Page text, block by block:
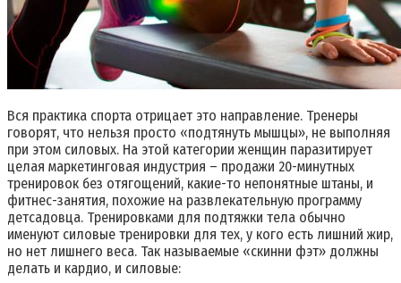
Вся практика спорта отрицает это направление. Тренеры
говорят, что нельзя просто «подтянуть мышцы», не выполняя
при этом силовых. На этой категории женщин паразитирует
целая маркетинговая индустрия – продажи 20-минутных
тренировок без отягощений, какие-то непонятные штаны, и
фитнес-занятия, похожие на развлекательную программу
детсадовца. Тренировками для подтяжки тела обычно
именуют силовые тренировки для тех, у кого есть лишний жир,
но нет лишнего веса. Так называемые «скинни фэт» должны
делать и кардио, и силовые: